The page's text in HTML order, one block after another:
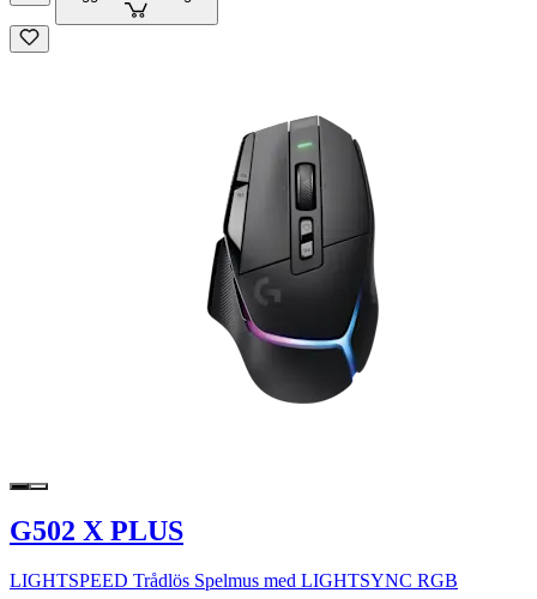
G502 X PLUS
LIGHTSPEED Trådlös Spelmus med LIGHTSYNC RGB